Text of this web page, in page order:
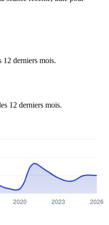
12 derniers mois.
12 derniers mois.